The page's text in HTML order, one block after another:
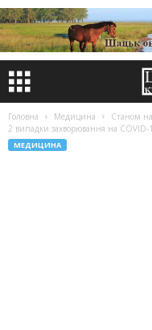
Головна Медицина
Станом
2 випадки захворювання на COVID-
МЕДИЦИНА